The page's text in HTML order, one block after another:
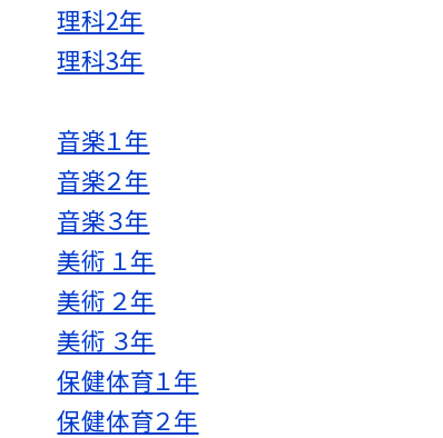
理科2年
理科3年
音楽１年
音楽２年
音楽３年
美術 １年
美術 ２年
美術 ３年
保健体育１年
保健体育２年